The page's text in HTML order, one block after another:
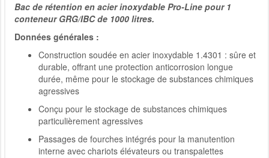
Bac de rétention en acier inoxydable Pro-Line pour 1
conteneur GRG/IBC de 1000 litres.
Données générales :
Construction soudée en acier inoxydable 1.4301 : sûre et
durable, offrant une protection anticorrosion longue
durée, même pour le stockage de substances chimiques
agressives
Conçu pour le stockage de substances chimiques
particulièrement agressives
Passages de fourches intégrés pour la manutention
interne avec chariots élévateurs ou transpalettes